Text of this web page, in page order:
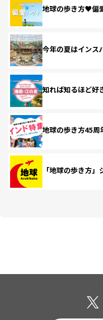
地球の歩き方♥偏
今年の夏はインス
知れば知るほど好
地球の歩き方45周
「地球の歩き方